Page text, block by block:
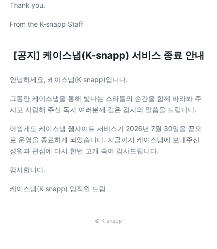
Thank you.
From the K-snapp Staff
[공지] 케이스냅(K-snapp) 서비스 종료 안내
안녕하세요, 케이스냅(K-snapp)입니다.
그동안 케이스냅을 통해 빛나는 스타들의 순간을 함께 바라봐 주
시고 사랑해 주신 독자 여러분께 깊은 감사의 말씀을 드립니다.
아쉽게도 케이스냅 웹사이트 서비스가 2026년 7월 30일을 끝으
로 운영을 종료하게 되었습니다. 지금까지 케이스냅에 보내주신
성원과 관심에 다시 한번 고개 숙여 감사드립니다.
감사합니다.
케이스냅(K-snapp) 임직원 드림
© K-snapp